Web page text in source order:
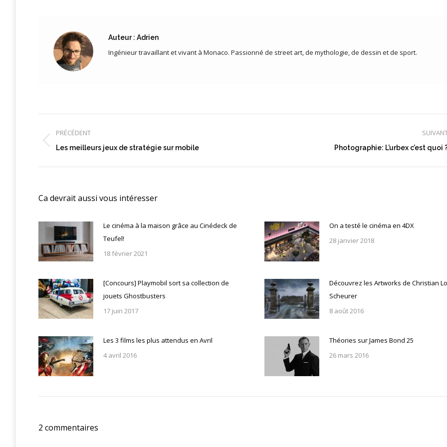
Auteur : Adrien
Ingénieur travaillant et vivant à Monaco. Passionné de street art, de mythologie, de dessin et de sport.
articlePRÉCÉDENT
Article
Les meilleurs jeux de stratégie sur mobile Photographie: L’urbex c’est quoi
Ca devrait aussi vous intéresser
Le cinéma à la maison grâce au Cinédeck de
Teufel!
18 février 2021
On a testé le cinéma en 4DX
28 janvier 2018
[Concours] Playmobil sort sa collection de
jouets Ghostbusters
17 juin 2017
Découvrez les Artworks de Christian
Scheurer
8 août 2016
Les 3 films les plus attendus en Avril
4 avril 2016
Théories sur James Bond 25
26 mars 2016
2 commentaires